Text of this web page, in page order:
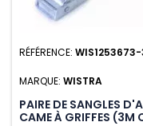
RÉFÉRENCE:
MARQUE: WISTRA
PAIRE DE SANGLES
CAME À GRIFFES